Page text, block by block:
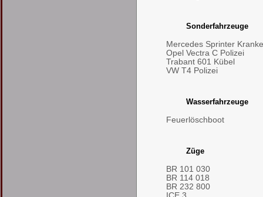
Sonderfahrzeuge
Mercedes Sprinter
Opel Vectra C Polizei
Trabant 601 Kübel
VW T4 Polizei
Wasserfahrzeuge
Feuerlöschboot
Züge
BR 101 030
BR 114 018
BR 232 800